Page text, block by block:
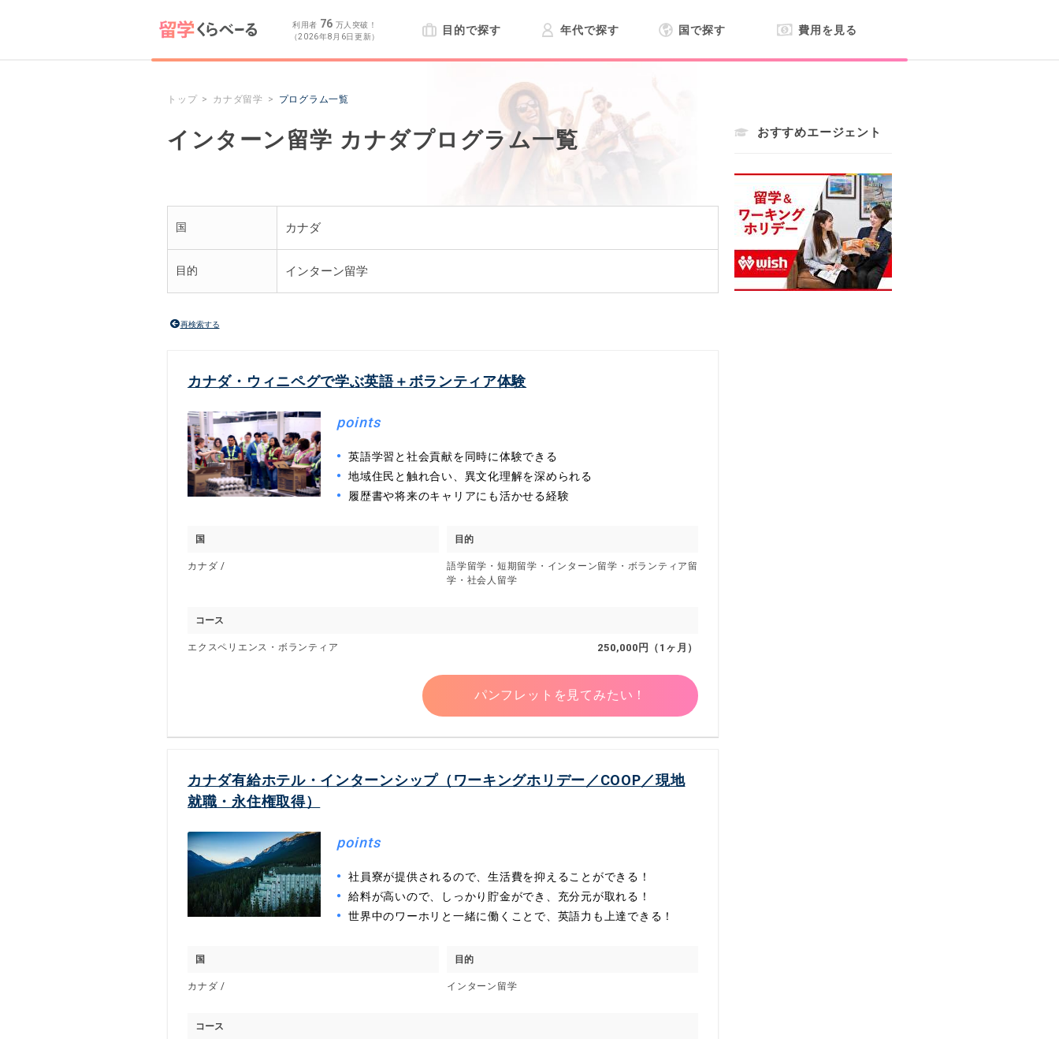
利用者 76 万人突破！
（2026年8月6日更新）
目的で探す 年代で探す 国で探す 費用を見る
トップ カナダ留学 プログラム一覧
インターン留学 カナダプログラム一覧
国 カナダ
目的 インターン留学
再検索する
カナダ・ウィニペグで学ぶ英語＋ボランティア体験
points
英語学習と社会貢献を同時に体験できる
地域住民と触れ合い、異文化理解を深められる
履歴書や将来のキャリアにも活かせる経験
国
カナダ /
目的
語学留学・短期留学・インターン留学・ボランティア留
学・社会人留学
コース
エクスペリエンス・ボランティア 250,000円（1ヶ月）
パンフレットを見てみたい！
カナダ有給ホテル・インターンシップ（ワーキングホリデー／COOP／現地
就職・永住権取得）
points
社員寮が提供されるので、生活費を抑えることができる！
給料が高いので、しっかり貯金ができ、充分元が取れる！
世界中のワーホリと一緒に働くことで、英語力も上達できる！
国
カナダ /
目的
インターン留学
コース
おすすめエージェント